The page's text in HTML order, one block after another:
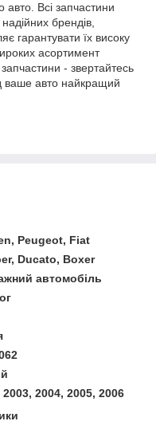
авто. Всі запчастини
брендів,
гарантувати їх високу
асортимент
- звертайтесь
ваше авто найкращий
Peugeot, Fiat
Ducato, Boxer
автомобіль
2003, 2004, 2005, 2006